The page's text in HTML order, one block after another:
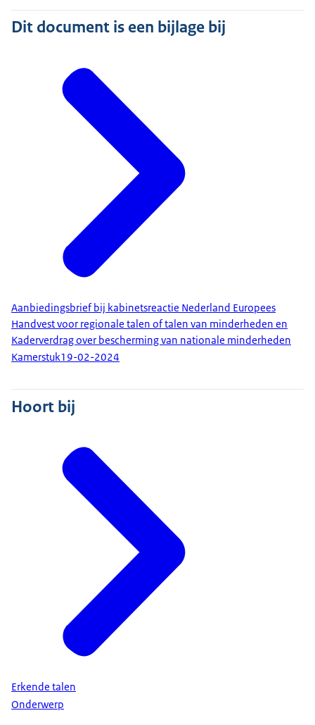
Dit document is een bijlage bij
Aanbiedingsbrief bij kabinetsreactie Nederland Europees
Handvest voor regionale talen of talen van minderheden en
Kaderverdrag over bescherming van nationale minderheden
Kamerstuk19-02-2024
Hoort bij
Erkende talen
Onderwerp